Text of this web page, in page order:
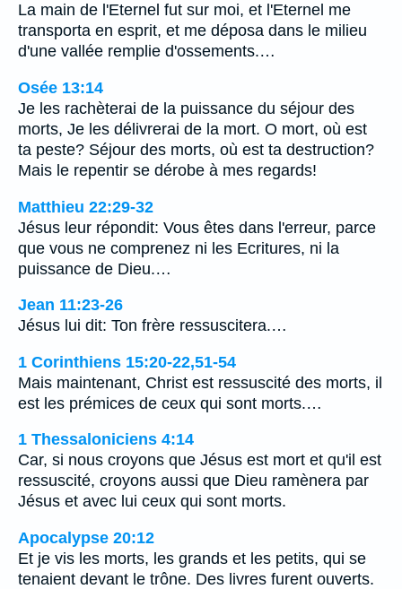
La main de l'Eternel fut sur moi, et l'Eternel me
transporta en esprit, et me déposa dans le milieu
d'une vallée remplie d'ossements.…
Osée 13:14
Je les rachèterai de la puissance du séjour des
morts, Je les délivrerai de la mort. O mort, où est
ta peste? Séjour des morts, où est ta destruction?
Mais le repentir se dérobe à mes regards!
Matthieu 22:29-32
Jésus leur répondit: Vous êtes dans l'erreur, parce
que vous ne comprenez ni les Ecritures, ni la
puissance de Dieu.…
Jean 11:23-26
Jésus lui dit: Ton frère ressuscitera.…
1 Corinthiens 15:20-22,51-54
Mais maintenant, Christ est ressuscité des morts, il
est les prémices de ceux qui sont morts.…
1 Thessaloniciens 4:14
Car, si nous croyons que Jésus est mort et qu'il est
ressuscité, croyons aussi que Dieu ramènera par
Jésus et avec lui ceux qui sont morts.
Apocalypse 20:12
Et je vis les morts, les grands et les petits, qui se
tenaient devant le trône. Des livres furent ouverts.